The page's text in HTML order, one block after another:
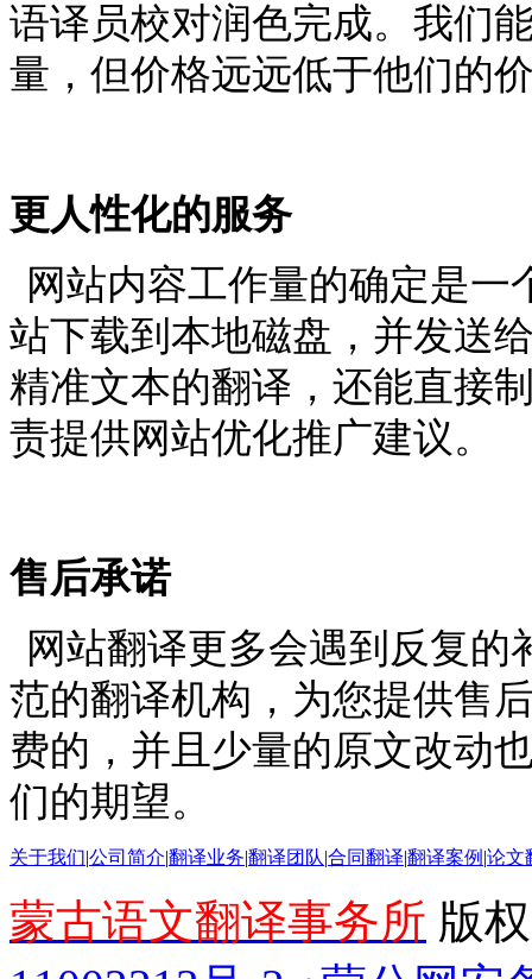
语译员校对润色完成。我们
量，但价格远远低于他们的
更人性化的服务
网站内容工作量的确定是
站下载到本地磁盘，并发送
精准文本的翻译，还能直接
责提供网站优化推广建议。
售后承诺
网站翻译更多会遇到反复
范的翻译机构，为您提供售
费的，并且少量的原文改动
们的期望。
关于我们|公司简介|翻译业务|翻译团队|合同翻译|翻译案例 |论文
蒙古语文翻译事务所 版